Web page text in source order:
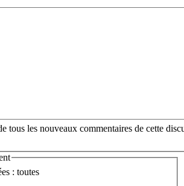
tous les nouveaux commentaires de cette
: toutes